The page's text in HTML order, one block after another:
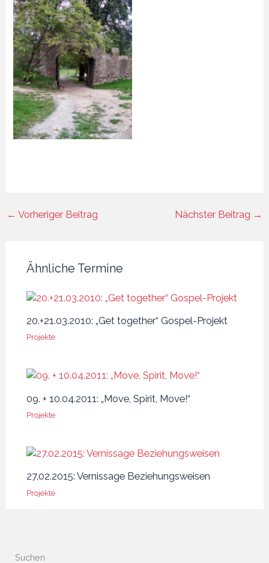
← Vorheriger Beitrag Nächster Beitrag →
Ähnliche Termine
20.+21.03.2010: „Get together“ Gospel-Projekt
Projekte
09. + 10.04.2011: „Move, Spirit, Move!“
Projekte
27.02.2015: Vernissage Beziehungsweisen
Projekte
Suchen